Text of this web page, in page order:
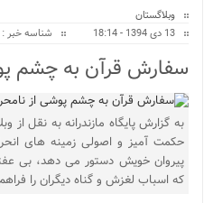
وبلاگستان
13 دی 1394 - 18:14
شناسه خبر :
سفارش قرآن به چشم
به گزارش پایگاه مازندرانه به نقل از
حکمت آمیز و اصولی زمینه های
پیروان خویش دستور می دهد، بی
که اسباب لغزش و گناه دیگران را